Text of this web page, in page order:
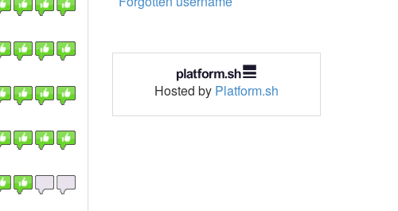
Hosted by Platform.sh